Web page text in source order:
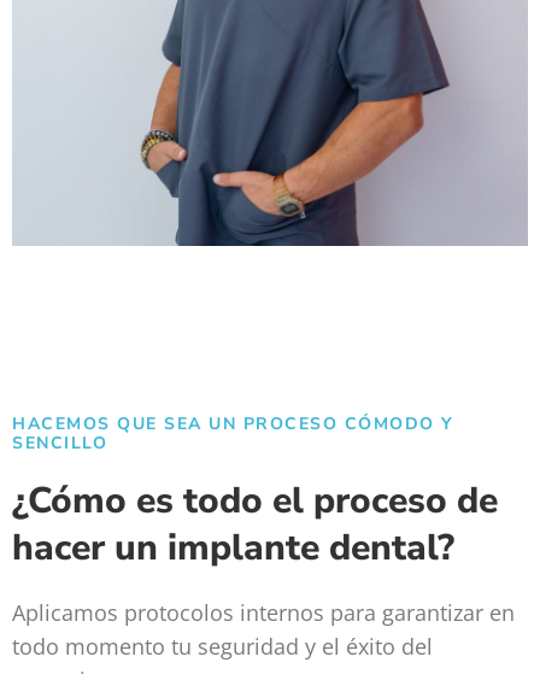
HACEMOS QUE SEA UN PROCESO CÓMODO Y
SENCILLO
¿Cómo es todo el proceso de
hacer un implante dental?
Aplicamos protocolos internos para garantizar en
todo momento tu seguridad y el éxito del